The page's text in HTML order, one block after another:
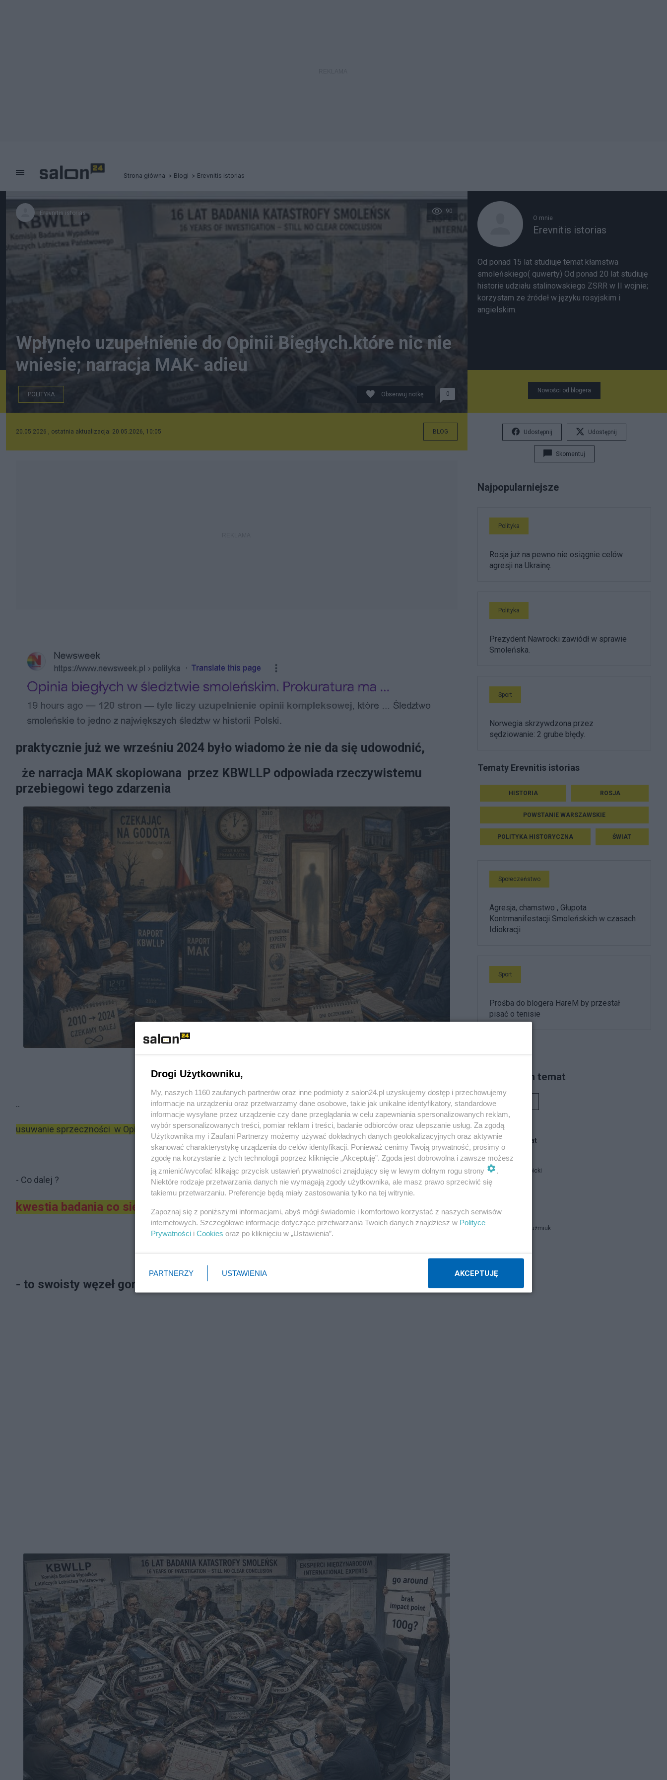
Strona główna Blogi Erevnitis istorias
Erevnitis istorias 90
Wpłynęło uzupełnienie do Opinii Biegłych.które nic nie
wniesie; narracja MAK- adieu
POLITYKA Obserwuj notkę 0
20.05.2026 , ostatnia aktualizacja: 20.05.2026, 10:05 BLOG
praktycznie już we wrześniu 2024 było wiadomo że nie da się udowodnić,
że narracja MAK skopiowana przez KBWLLP odpowiada rzeczywistemu
przebiegowi tego zdarzenia
Reklama
..
usuwanie sprzeczności w Opinii nie może dać pozytywnego rezultatu
- Co dalej ?
kwestia badania co się stało w Smoleńsku znalazło się ślepym zaułku
Reklama
- to swoisty węzeł gordyjski
O mnie
Erevnitis istorias
Od ponad 15 lat studiuje temat kłamstwa
smoleńskiego( quwerty) Od ponad 20 lat studiuję
historie udziału stalinowskiego ZSRR w II wojnie;
korzystam ze źródeł w języku rosyjskim i
angielskim.
Nowości od blogera
Udostępnij Udostępnij
Skomentuj
Najpopularniejsze
Polityka
Rosja już na pewno nie osiągnie celów
agresji na Ukrainę.
Polityka
Prezydent Nawrocki zawiódł w sprawie
Smoleńska.
Sport
Norwegia skrzywdzona przez
sędziowanie: 2 grube błędy.
Tematy Erevnitis istorias
HISTORIA ROSJA
POWSTANIE WARSZAWSKIE
POLITYKA HISTORYCZNA ŚWIAT
Społeczeństwo
Agresja, chamstwo , Głupota
Kontrmanifestacji Smoleńskich w czasach
Idiokracji
Sport
Prośba do blogera HareM by przestał
pisać o tenisie
Piszą na ten temat
Blogi na ten temat
Jan Filip Libicki
Zbigniew Kuźmiuk
Napisz notkę
Drogi Użytkowniku,
My, naszych 1160 zaufanych partnerów oraz inne podmioty z salon24.pl uzyskujemy dostęp i przechowujemy
informacje na urządzeniu oraz przetwarzamy dane osobowe, takie jak unikalne identyfikatory, standardowe
informacje wysyłane przez urządzenie czy dane przeglądania w celu zapewniania spersonalizowanych reklam,
wybór spersonalizowanych treści, pomiar reklam i treści, badanie odbiorców oraz ulepszanie usług. Za zgodą
Użytkownika my i Zaufani Partnerzy możemy używać dokładnych danych geolokalizacyjnych oraz aktywnie
skanować charakterystykę urządzenia do celów identyfikacji. Ponieważ cenimy Twoją prywatność, prosimy o
zgodę na korzystanie z tych technologii poprzez kliknięcie „Akceptuję”. Zgoda jest dobrowolna i zawsze możesz
ją zmienić/wycofać klikając przycisk ustawień prywatności znajdujący się w lewym dolnym rogu strony
.
Niektóre rodzaje przetwarzania danych nie wymagają zgody użytkownika, ale masz prawo sprzeciwić się
takiemu przetwarzaniu. Preferencje będą miały zastosowania tylko na tej witrynie.
Zapoznaj się z poniższymi informacjami, abyś mógł świadomie i komfortowo korzystać z naszych serwisów
internetowych. Szczegółowe informacje dotyczące przetwarzania Twoich danych znajdziesz w Polityce
Prywatności i Cookies oraz po kliknięciu w „Ustawienia”.
PARTNERZY USTAWIENIA AKCEPTUJĘ